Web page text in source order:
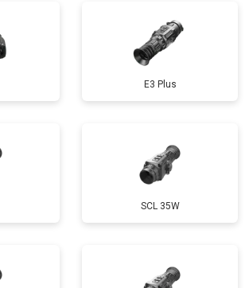
E3 Plus
SCL 35W